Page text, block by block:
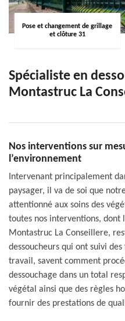
Pose et changement de grillage
et clôture 31
Spécialiste en
Montastruc La
Nos interventions sur
l’environnement
Intervenant principalement
paysager, il va de soi que
attentionné aux soins des
toutes nos interventions, dont
Montastruc La Conseillere,
dessoucheurs qui ont suivi
travail, savent comment
dessouchage dans un total
végétal ainsi que des règles
fournir des prestations de